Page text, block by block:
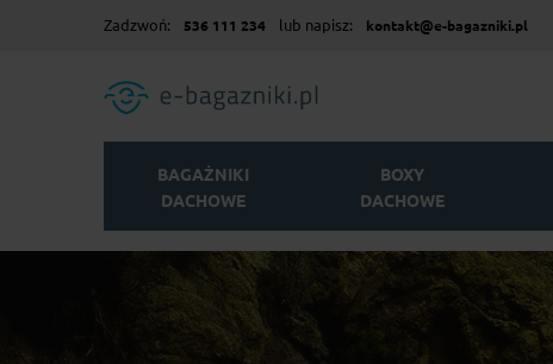
Zadzwoń: 536 111 234 lub napisz: kontakt@e-bagazniki.pl
BAGAŻNIKI
DACHOWE
BOXY
DACHOWE